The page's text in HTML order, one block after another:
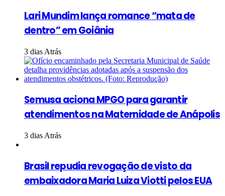
Lari Mundim lança romance “mata de
dentro” em Goiânia
3 dias Atrás
Semusa aciona MPGO para garantir
atendimentos na Maternidade de Anápolis
3 dias Atrás
Brasil repudia revogação de visto da
embaixadora Maria Luiza Viotti pelos EUA